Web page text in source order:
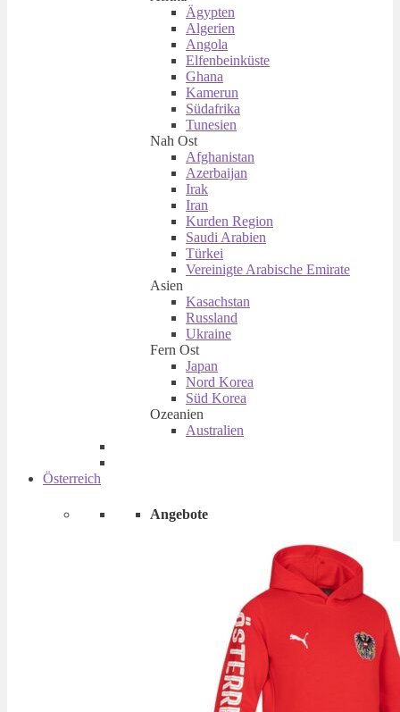
Ägypten
Algerien
Angola
Elfenbeinküste
Ghana
Kamerun
Südafrika
Tunesien
Nah Ost
Afghanistan
Azerbaijan
Irak
Iran
Kurden Region
Saudi Arabien
Türkei
Vereinigte Arabische Emirate
Asien
Kasachstan
Russland
Ukraine
Fern Ost
Japan
Nord Korea
Süd Korea
Ozeanien
Australien
Österreich
Angebote